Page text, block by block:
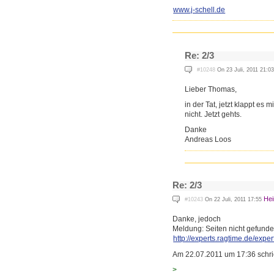
www.j-schell.de
Re: 2/3
#10248 On 23 Juli, 2011 21:03
Lieber Thomas,
in der Tat, jetzt klappt es
nicht. Jetzt gehts.
Danke
Andreas Loos
Re: 2/3
#10243 On 22 Juli, 2011 17:55
Danke, jedoch
Meldung: Seiten nicht
http://experts.ragtime.de/exp
Am 22.07.2011 um 17:36
>